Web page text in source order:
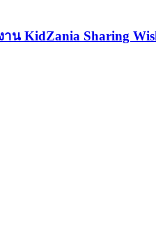
KidZania Sharing